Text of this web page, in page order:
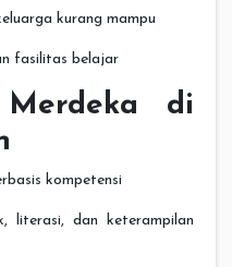
kurang mampu
fasilitas belajar
di
kompetensi
literasi, dan keterampilan